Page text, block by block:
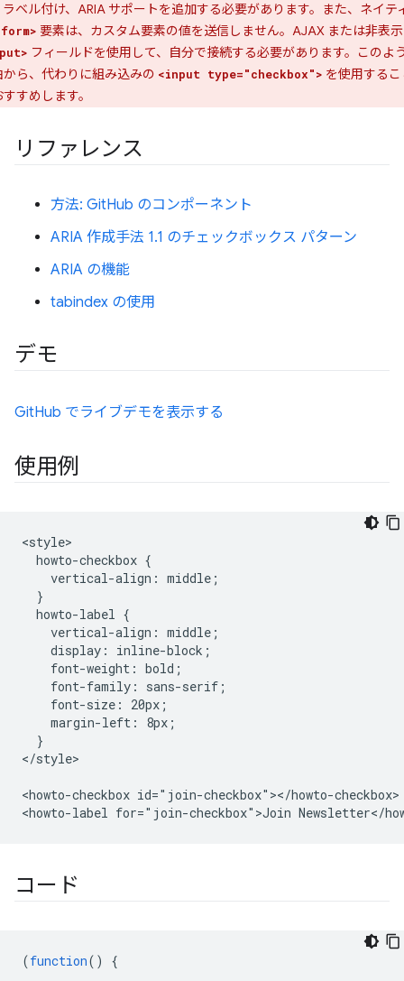
ラベル付け、ARIA サポートを追加する必要があります。また、ネイテ
要素は、カスタム要素の値を送信しません。AJAX または非表
フィールドを使用して、自分で接続する必要があります。このよ
から、代わりに組み込みの <input type="checkbox"> を使用する
すめします。
リファレンス
方法: GitHub のコンポーネント
ARIA 作成手法 1.1 のチェックボックス パターン
ARIA の機能
tabindex の使用
デモ
GitHub でライブデモを表示する
使用例
<style>
  howto-checkbox {
    vertical-align: middle;
  }
  howto-label {
    vertical-align: middle;
    display: inline-block;
    font-weight: bold;
    font-family: sans-serif;
    font-size: 20px;
    margin-left: 8px;
  }
</style>
<howto-checkbox id="join-checkbox"></howto-checkbox>
コード
(function() {